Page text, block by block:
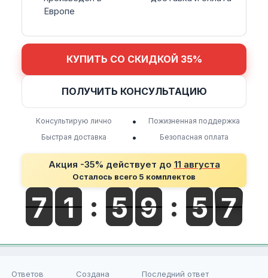
Европе
КУПИТЬ СО СКИДКОЙ 35%
ПОЛУЧИТЬ КОНСУЛЬТАЦИЮ
Консультирую лично •
Пожизненная поддержка
Быстрая доставка
• Безопасная оплата
Акция -35% действует до 11 августа
Осталось всего 5 комплектов
Ответов Создана Последний ответ